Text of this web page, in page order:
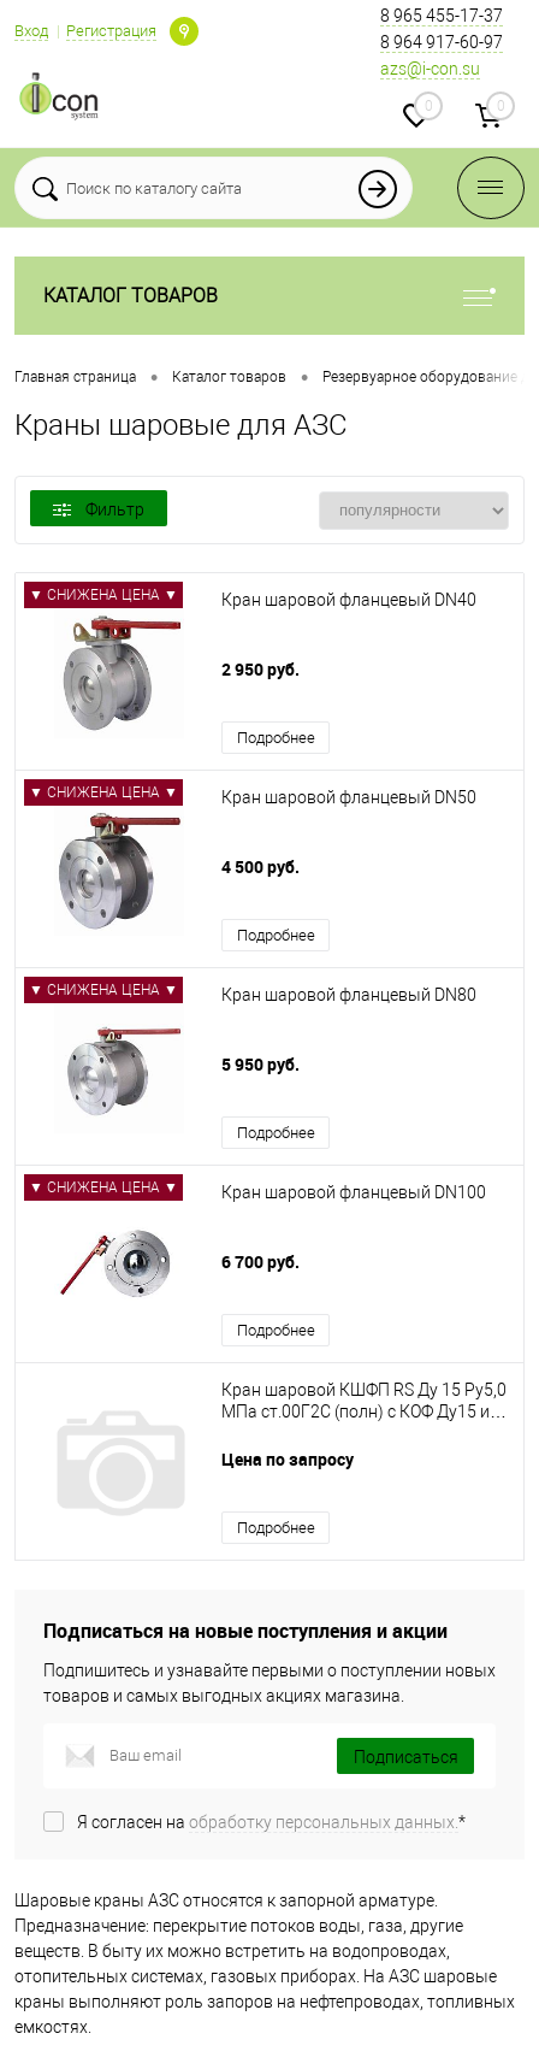
Вход Регистрация
8 965 455-17-37
8 964 917-60-97
azs@i-con.su
0 0
КАТАЛОГ ТОВАРОВ
Главная страница • Каталог товаров • Резервуарное оборудование
Краны шаровые для АЗС
Фильтр
▼ СНИЖЕНА ЦЕНА ▼ Кран шаровой фланцевый DN40
2 950 руб.
Подробнее
▼ СНИЖЕНА ЦЕНА ▼ Кран шаровой фланцевый DN50
4 500 руб.
Подробнее
▼ СНИЖЕНА ЦЕНА ▼ Кран шаровой фланцевый DN80
5 950 руб.
Подробнее
▼ СНИЖЕНА ЦЕНА ▼ Кран шаровой фланцевый DN100
6 700 руб.
Подробнее
Кран шаровой КШФП RS Ду 15 Ру5,0
МПа ст.00Г2С (полн) с КОФ Ду15 из
Цена по запросу
Подробнее
Подписаться на новые поступления и акции
Подпишитесь и узнавайте первыми о поступлении новых
товаров и самых выгодных акциях магазина.
Подписаться
Я согласен на обработку персональных данных. *
Шаровые краны АЗС относятся к запорной арматуре.
Предназначение: перекрытие потоков воды, газа, другие
веществ. В быту их можно встретить на водопроводах,
отопительных системах, газовых приборах. На АЗС шаровые
краны выполняют роль запоров на нефтепроводах, топливных
емкостях.